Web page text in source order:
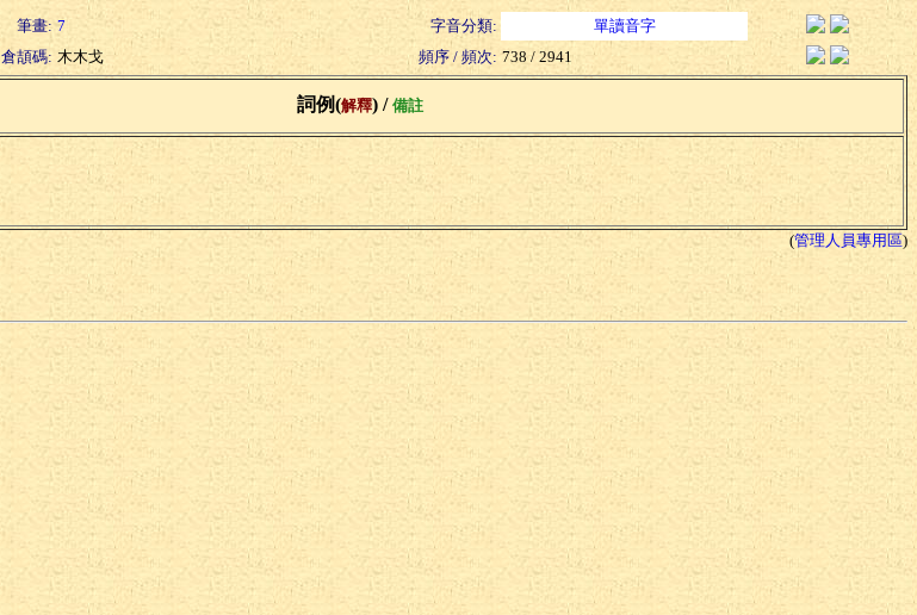
筆畫: 7 字音分類:
單讀音字
倉頡碼: 木木戈 頻序 / 頻次: 738 / 2941
詞例(解釋) / 備註
(管理人員專用區)